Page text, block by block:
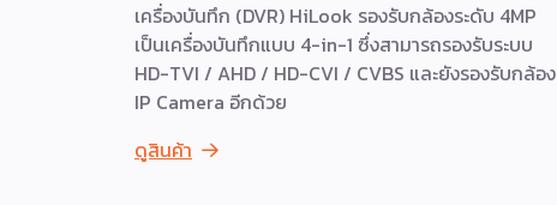
เครื่องบันทึก (DVR) HiLook รองรับกล้องระดับ 4MP
เป็นเครื่องบันทึกแบบ 4-in-1 ซึ่งสามารถรองรับระบบ
HD-TVI / AHD / HD-CVI / CVBS และยังรองรับกล้อง
IP Camera อีกด้วย
ดูสินค้า